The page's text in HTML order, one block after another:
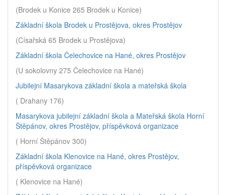
(Brodek u Konice 265 Brodek u Konice)
Základní škola Brodek u Prostějova, okres Prostějov
(Císařská 65 Brodek u Prostějova)
Základní škola Čelechovice na Hané, okres Prostějov
(U sokolovny 275 Čelechovice na Hané)
Jubilejní Masarykova základní škola a mateřská škola
( Drahany 176)
Masarykova jubilejní základní škola a Mateřská škola Horní
Štěpánov, okres Prostějov, příspěvková organizace
( Horní Štěpánov 300)
Základní škola Klenovice na Hané, okres Prostějov,
příspěvková organizace
( Klenovice na Hané)